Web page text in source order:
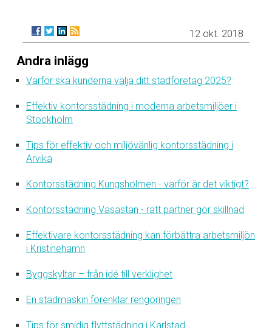
12 okt. 2018
Andra inlägg
Varför ska kunderna välja ditt städföretag 2025?
Effektiv kontorsstädning i moderna arbetsmiljöer i
Stockholm
Tips för effektiv och miljövänlig kontorsstädning i
Arvika
Kontorsstädning Kungsholmen - varför är det viktigt?
Kontorsstädning Vasastan - rätt partner gör skillnad
Effektivare kontorsstädning kan förbättra arbetsmiljön
i Kristinehamn
Byggskyltar – från idé till verklighet
En städmaskin förenklar rengöringen
Tips för smidig flyttstädning i Karlstad